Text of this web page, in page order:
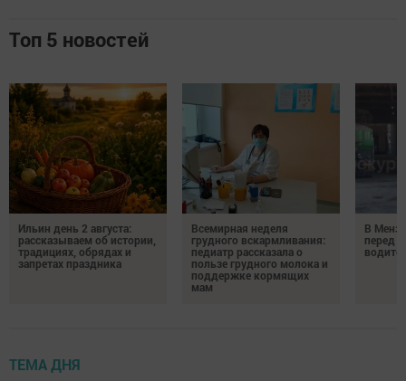
Топ 5 новостей
Ильин день 2 августа:
рассказываем об истории,
традициях, обрядах и
запретах праздника
Всемирная неделя
грудного вскармливания:
педиатр рассказала о
пользе грудного молока и
поддержке кормящих
мам
В
перед
ТЕМА ДНЯ